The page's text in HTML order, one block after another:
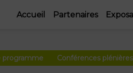
Accueil Partenaires
programme Conférences plénières